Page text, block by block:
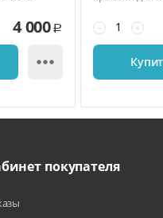
4 000 Р

+
−
покупателя